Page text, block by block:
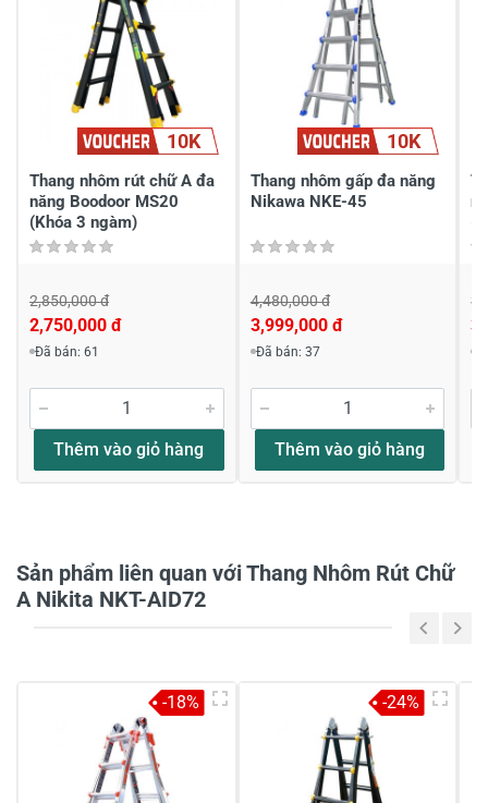
1
-
Chia sẻ nhận xét về sản phẩm
Viết nhận xét của bạn
Viết nhận xét về sản phẩm
Đánh giá sao
Tiêu đề của nhận xét *
10K
Thang nhôm rút chữ A đa
năng Boodoor MS20
(Khóa 3 ngàm)
2,850,000 đ
2,750,000 đ
Đã bán: 61
Thêm vào giỏ hàng
10K
Thang nhôm gấp đa năng
Nikawa NKE-45
4,480,000 đ
3,999,000 đ
Đã bán: 37
Thêm vào giỏ hàng
Sản phẩm liên quan với Thang Nhôm Rút Chữ
A Nikita NKT-AID72
-18% -24%